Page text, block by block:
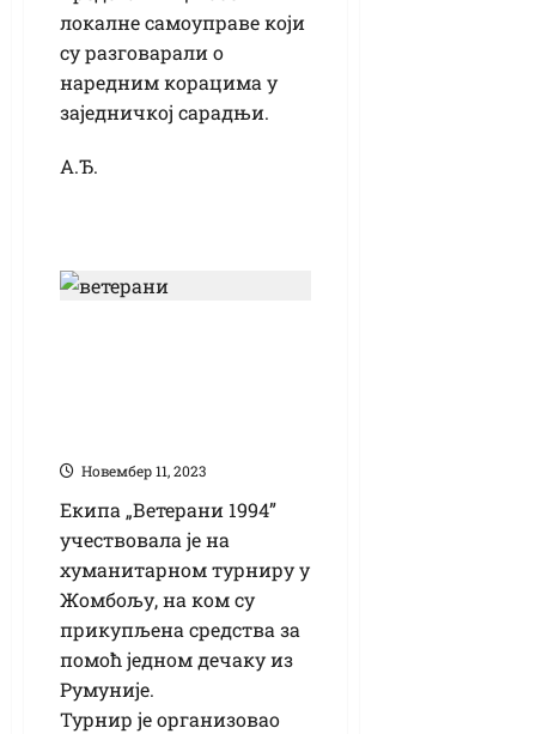
локалне самоуправе који
су разговарали о
наредним корацима у
заједничкој сарадњи.
А.Ђ.
Новембер 11, 2023
Екипа „Ветерани 1994”
учествовала је на
хуманитарном турниру у
Жомбољу, на ком су
прикупљена средства за
помоћ једном дечаку из
Румуније.
Турнир је организовао